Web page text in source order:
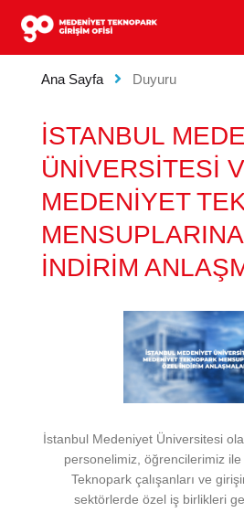
MEDENIYET TEKNOPARK
Ana Sayfa Duyuru
İSTANBUL
ÜNİVERSİTESİ
MEDENİYET
İNDİRİM
İstanbul Medeniyet Üniversitesi
personelimiz, öğrencilerimiz
Teknopark çalışanları ve
sektörlerde özel iş birlikleri